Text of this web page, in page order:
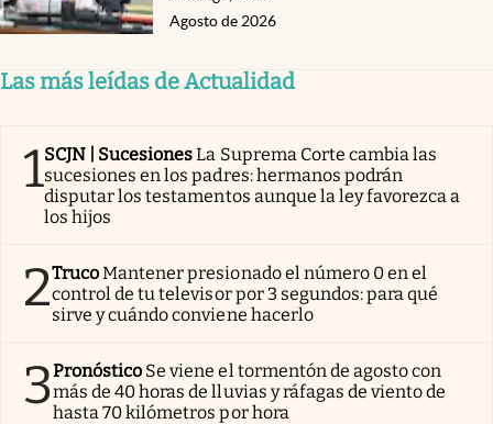
Agosto de 2026
Las más leídas de Actualidad
1SCJN | SucesionesLa Suprema Corte cambia las
sucesiones en los padres: hermanos podrán
disputar los testamentos aunque la ley favorezca a
los hijos
2TrucoMantener presionado el número 0 en el
control de tu televisor por 3 segundos: para qué
sirve y cuándo conviene hacerlo
3Pronóstico Se viene el tormentón de agosto con
más de 40 horas de lluvias y ráfagas de viento de
hasta 70 kilómetros por hora